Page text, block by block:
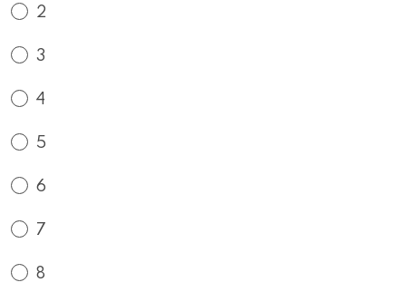
2
3
4
5
6
7
8